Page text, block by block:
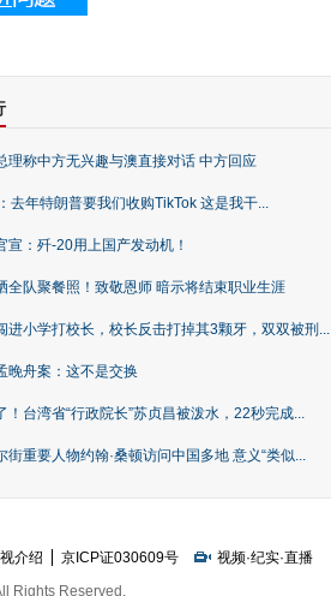
理称中方无兴趣与澳直接对话 中方回应
去年特朗普要我们收购TikTok 这是我干...
宣：歼-20用上国产发动机！
全队聚餐照！致敬恩师 暗示将结束职业生涯
进小学打校长，校长反击打掉其3颗牙，双双被刑...
晚舟案：这不是交换
！台湾省“行政院长”苏贞昌被泼水，22秒完成...
街重要人物约翰·桑顿访问中国多地 意义“类似...
介绍 京ICP证030609号 视频·纪实·直播
Rights Reserved.